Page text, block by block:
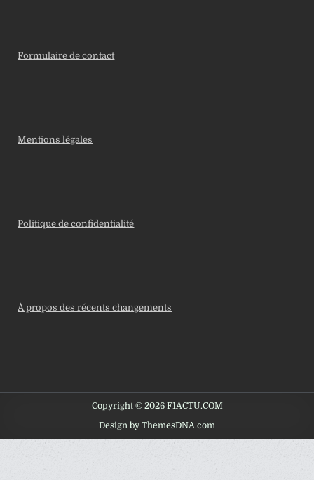
Formulaire de contact
Mentions légales
Politique de confidentialité
À propos des récents changements
Copyright © 2026 F1ACTU.COM
Design by ThemesDNA.com